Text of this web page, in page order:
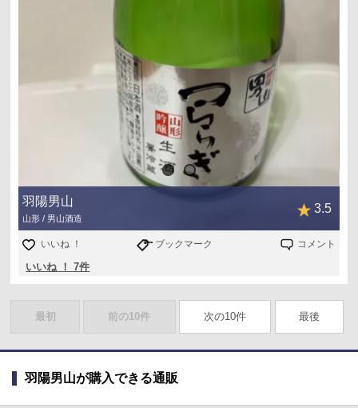
羽陽男山
山形 / 男山酒造
3.5
いいね ！ ブックマーク コメント
いいね ！ 7件
最初 前の10件 次の10件 最後
羽陽男山が購入できる通販